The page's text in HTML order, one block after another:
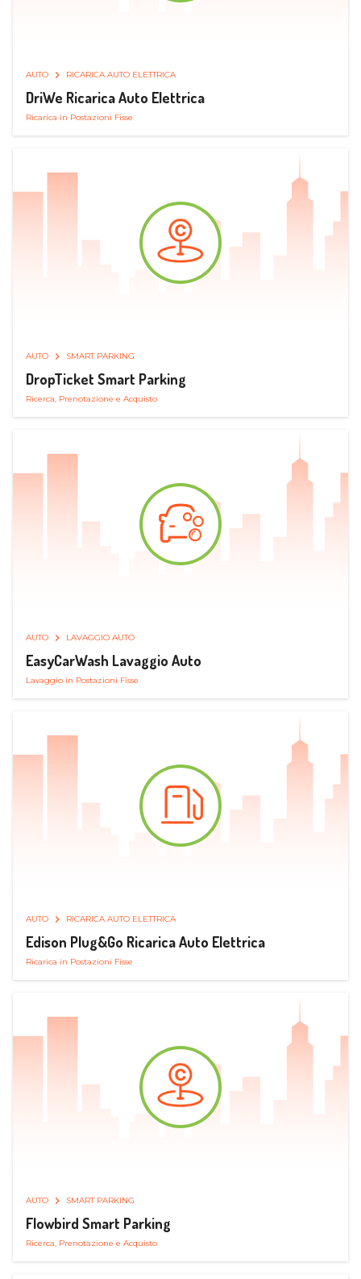
AUTO RICARICA AUTO ELETTRICA
DriWe Ricarica Auto Elettrica
Ricarica in Postazioni Fisse
AUTO SMART PARKING
DropTicket Smart Parking
Ricerca, Prenotazione e Acquisto
AUTO LAVAGGIO AUTO
EasyCarWash Lavaggio Auto
Lavaggio in Postazioni Fisse
AUTO RICARICA AUTO ELETTRICA
Edison Plug&Go Ricarica Auto Elettrica
Ricarica in Postazioni Fisse
AUTO SMART PARKING
Flowbird Smart Parking
Ricerca, Prenotazione e Acquisto